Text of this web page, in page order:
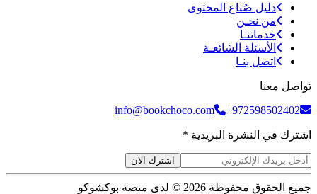
دليل صُناع المحتوى
من نحـن
خدماتنـا
الأسئلة الشائعـة
اتصل بنـا
تواصل معنا
info@bookchoco.com
+972598502402
اشترك في النشرة البريدية *
اشترك الآن
جميع الحقوق محفوظة 2026 © لدى منصة بوكشوكو